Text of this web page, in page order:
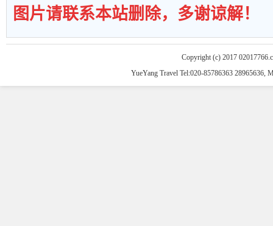
图片请联系本站删除，多谢谅解！
Copyright (c) 2017
YueYang Travel Tel:020-85786363 28965636,